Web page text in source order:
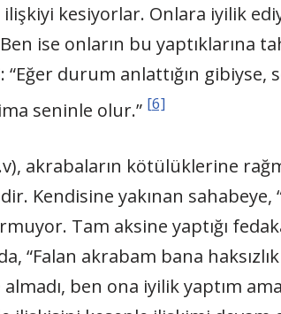
kesiyorlar. Onlara iyilik
ise onların bu yaptıklarına
“Eğer durum anlattığın
seninle olur.” [6]
akrabaların kötülüklerine
Kendisine yakınan
Tam aksine yaptığı
“Falan akrabam bana
almadı, ben ona iyilik yaptım